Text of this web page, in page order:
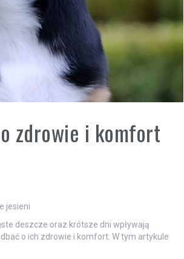
zdrowie i komfort
jesieni
deszcze oraz krótsze dni wpływają
o ich zdrowie i komfort. W tym artykule